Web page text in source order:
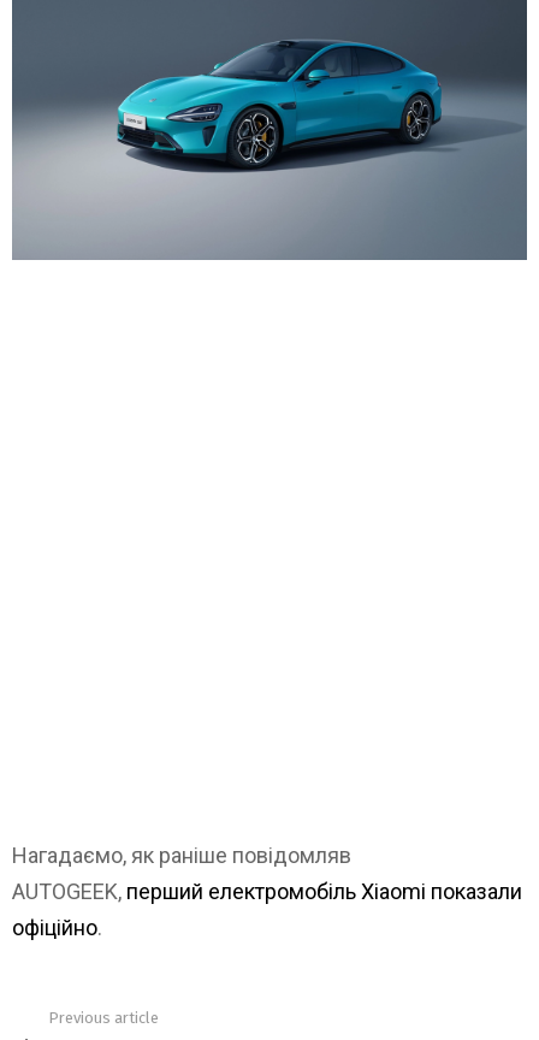
Нагадаємо, як раніше повідомляв
AUTOGEEK, перший електромобіль Xiaomi показали
офіційно.
Previous article